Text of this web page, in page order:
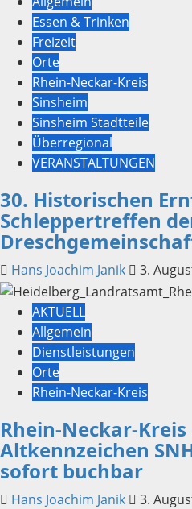
Essen & Trinken
Freizeit
Orte
Rhein-Neckar-Kreis
Sinsheim
Sinsheim Stadtteile
Überregional
VERANSTALTUNGEN
30. Historischen
Schleppertreffen
Hans Joachim Janik 3.
AKTUELL
Allgemein
Dienstleistungen
Orte
Rhein-Neckar-Kreis
Rhein-Neckar-Kreis
Altkennzeichen
sofort buchbar
Hans Joachim Janik 3.